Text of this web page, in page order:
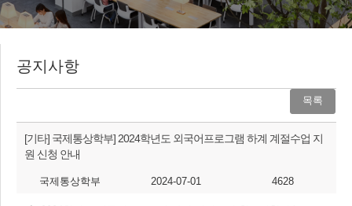
공지사항
목록
[기타] 국제통상학부] 2024학년도 외국어프로그램 하계 계절수업 지
원 신청 안내
국제통상학부 2024-07-01 4628